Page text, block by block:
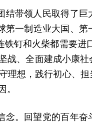
带领人民取得了
一制造业大国、
钉和火柴都需要进
战、全面建成小康
理想，践行初心、
。
。回望党的百年